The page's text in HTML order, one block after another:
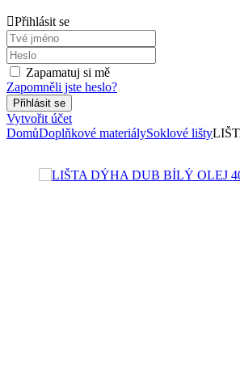
Přihlásit se
Zapamatuj si mě
Zapomněli jste heslo?
Vytvořit účet
DomůDoplňkové materiálySoklové lišty